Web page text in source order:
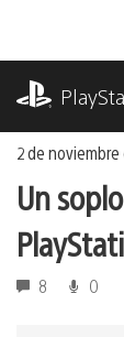
contenido
2 de noviembre
Un
8 0